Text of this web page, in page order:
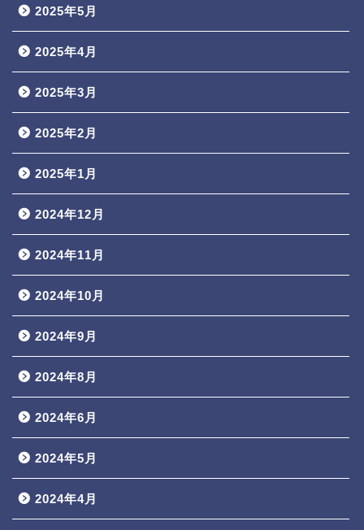
2025年5月
2025年4月
2025年3月
2025年2月
2025年1月
2024年12月
2024年11月
2024年10月
2024年9月
2024年8月
2024年6月
2024年5月
2024年4月